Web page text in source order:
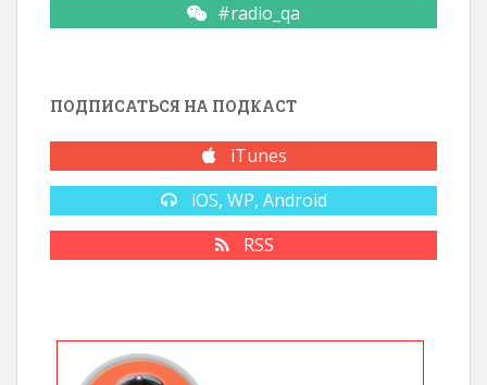
#radio_qa
ПОДПИСАТЬСЯ НА ПОДКАСТ
iTunes
iOS, WP, Android
RSS